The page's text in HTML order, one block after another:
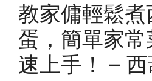
教家傭輕鬆
蛋，簡單家
速上手！ –